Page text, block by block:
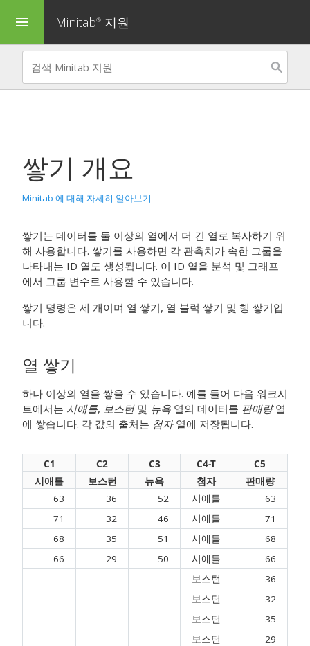
menu Minitab® 지원
쌓기 개요
Minitab 에 대해 자세히 알아보기
쌓기는 데이터를 둘 이상의 열에서 더 긴 열로 복사하기 위
해 사용합니다. 쌓기를 사용하면 각 관측치가 속한 그룹을
나타내는 ID 열도 생성됩니다. 이 ID 열을 분석 및 그래프
에서 그룹 변수로 사용할 수 있습니다.
쌓기 명령은 세 개이며 열 쌓기, 열 블럭 쌓기 및 행 쌓기입
니다.
열 쌓기
하나 이상의 열을 쌓을 수 있습니다. 예를 들어 다음 워크시
트에서는 시애틀, 보스턴및 뉴욕 열의 데이터를 판매량열
에 쌓습니다. 각 값의 출처는 첨자열에 저장됩니다.
C1 C2 C3 C4-T
C5
시애틀
보스턴 뉴욕 첨자
판매량
63
36 52 시애틀
63
71
32 46 시애틀
71
68
35 51 시애틀
68
66
29 50 시애틀
66
보스턴
36
보스턴
32
보스턴
35
보스턴
29